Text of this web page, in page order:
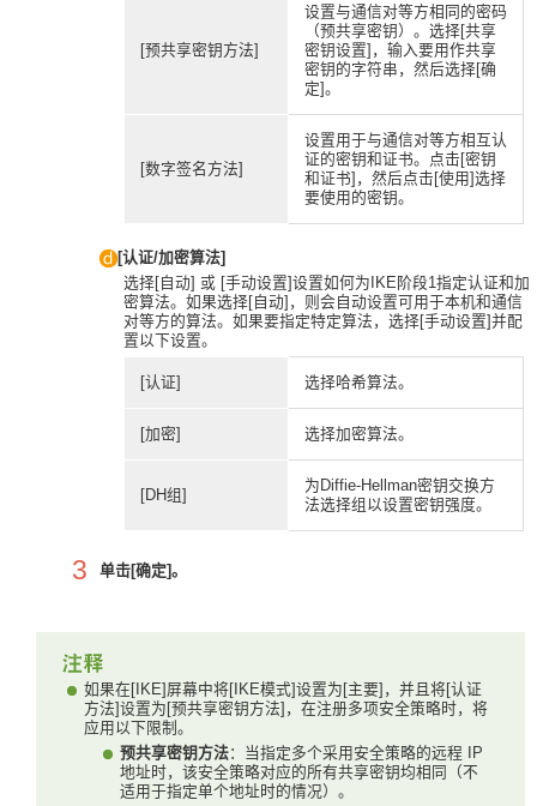
[预共享密钥方法]
设置与通信对等方相同的密码
（预共享密钥）。选择[共享
密钥设置]，输入要用作共享
密钥的字符串，然后选择[确
定]。
[数字签名方法]
设置用于与通信对等方相互认
证的密钥和证书。点击[密钥
和证书]，然后点击[使用]选择
要使用的密钥。
[认证/加密算法]
选择[自动] 或 [手动设置]设置如何为IKE阶段1指定认证和加
密算法。如果选择[自动]，则会自动设置可用于本机和通信
对等方的算法。如果要指定特定算法，选择[手动设置]并配
置以下设置。
[认证] 选择哈希算法。
[加密] 选择加密算法。
[DH组]
为Diffie-Hellman密钥交换方
法选择组以设置密钥强度。
3 单击[确定]。
如果在[IKE]屏幕中将[IKE模式]设置为[主要]，并且将[认证
方法]设置为[预共享密钥方法]，在注册多项安全策略时，将
应用以下限制。
预共享密钥方法：当指定多个采用安全策略的远程 IP
地址时，该安全策略对应的所有共享密钥均相同（不
适用于指定单个地址时的情况）。